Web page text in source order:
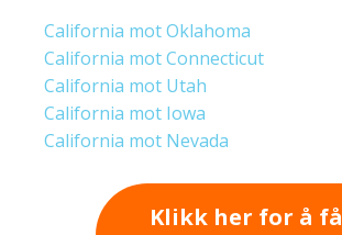
California mot Oklahoma
California mot Connecticut
California mot Utah
California mot Iowa
California mot Nevada
Klikk her for å få